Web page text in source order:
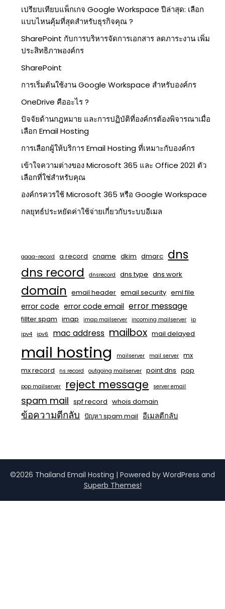
เปรียบเทียบแพ็กเกจ Google Workspace ปีล่าสุด: เลือก
แบบไหนคุ้มที่สุดสำหรับธุรกิจคุณ ?
SharePoint กับการบริหารจัดการเอกสาร ลดภาระงาน เพิ่ม
ประสิทธิภาพองค์กร
SharePoint
การเริ่มต้นใช้งาน Google Workspace สำหรับองค์กร
OneDrive คืออะไร ?
ปัจจัยด้านกฎหมาย และการปฏิบัติที่องค์กรต้องพิจารณาเมื่อ
เลือก Email Hosting
การเลือกผู้ให้บริการ Email Hosting ที่เหมาะกับองค์กร
เข้าใจความต่างของ Microsoft 365 และ Office 2021 ตัว
เลือกที่ใช่สำหรับคุณ
องค์กรควรใช้ Microsoft 365 หรือ Google Workspace
กลยุทธ์ประหยัดค่าใช้จ่ายเกี่ยวกับระบบอีเมล
aaaa-record a record cname dkim dmarc dns
dns record
dnsrecord dns type dns work
domain email header email security eml file
error code error code email error message
fillter spam imap imap mailserver incoming mailserver
ip
ipv4
ipv6 mac address mailbox mail delayed
mail hosting mailserver mail server
mx
mx record
ns record outgoing mailserver point dns pop
pop mailserver reject message server email
spam mail spf record whois domain
ข้อความตีกลับ ปัญหา spam mail อีเมลตีกลับ
©2026 Thailand Email Hosting | Powered by WordPress and
Superb Themes!